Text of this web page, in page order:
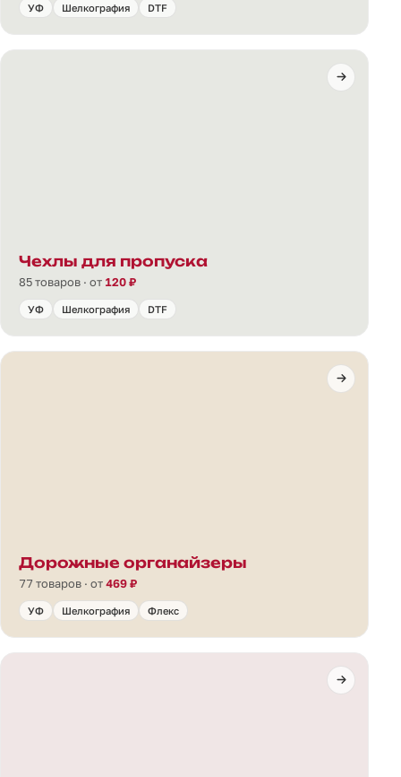
УФ Шелкография DTF
Чехлы для пропуска
85 товаров · от 120 ₽
УФ Шелкография DTF
Дорожные органайзеры
77 товаров · от469 ₽
УФ Шелкография Флекс